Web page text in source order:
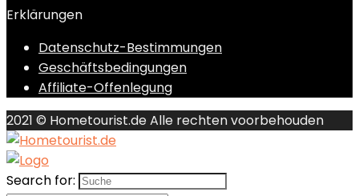
Erklärungen
Datenschutz-Bestimmungen
Geschäftsbedingungen
Affiliate-Offenlegung
2021 © Hometourist.de Alle rechten voorbehouden
Search for: